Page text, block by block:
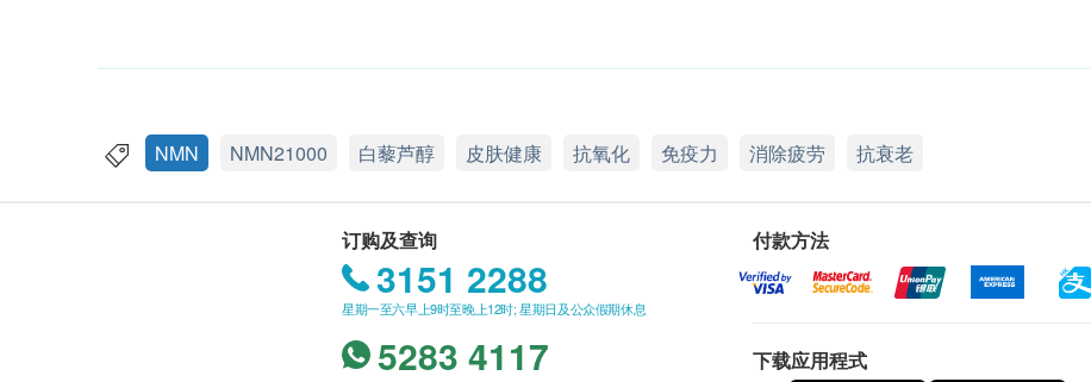
NMN NMN21000 白藜芦醇 皮肤健康 抗氧化 免疫力 消除疲劳 抗衰老
订购及查询
3151 2288
星期一至六早上9时至晚上12时; 星期日及公众假期休息
5283 4117
付款方法
下载应用程式